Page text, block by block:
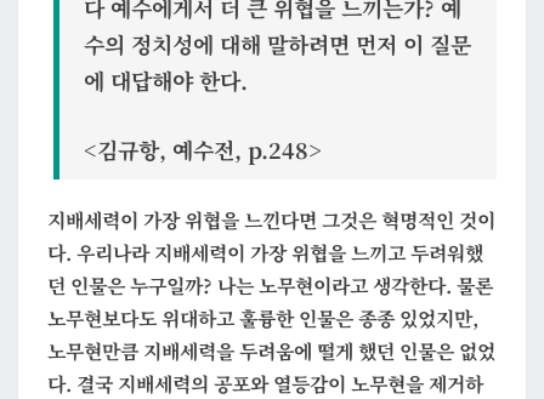
다 예수에게서 더 큰 위협을 느끼는가? 예
수의 정치성에 대해 말하려면 먼저 이 질문
에 대답해야 한다.
<김규항, 예수전, p.248>
지배세력이 가장 위협을 느낀다면 그것은 혁명적인 것이
다. 우리나라 지배세력이 가장 위협을 느끼고 두려워했
던 인물은 누구일까? 나는 노무현이라고 생각한다. 물론
노무현보다도 위대하고 훌륭한 인물은 종종 있었지만,
노무현만큼 지배세력을 두려움에 떨게 했던 인물은 없었
다. 결국 지배세력의 공포와 열등감이 노무현을 제거하